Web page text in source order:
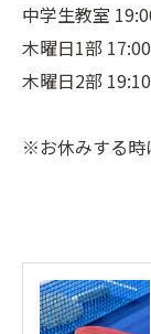
中学生教室
木曜日1部
木曜日2部
※お休みする時